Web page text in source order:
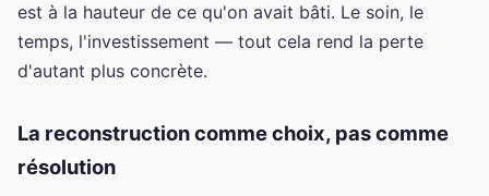
est à la hauteur de ce qu'on avait bâti. Le soin, le
temps, l'investissement — tout cela rend la perte
d'autant plus concrète.
La reconstruction comme choix, pas comme
résolution